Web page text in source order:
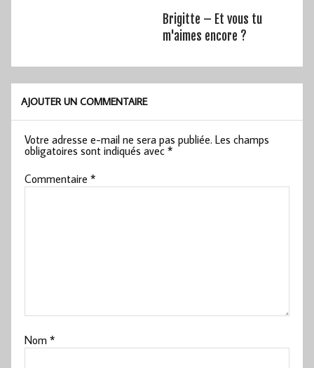
Brigitte – Et vous tu
m'aimes encore ?
AJOUTER UN COMMENTAIRE
Votre adresse e-mail ne sera pas publiée. Les champs
obligatoires sont indiqués avec*
Commentaire*
Nom*